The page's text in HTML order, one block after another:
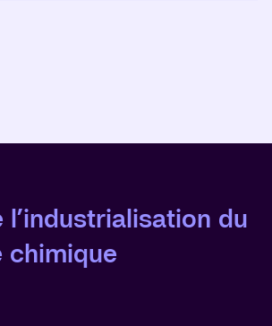
l’industrialisation du
chimique